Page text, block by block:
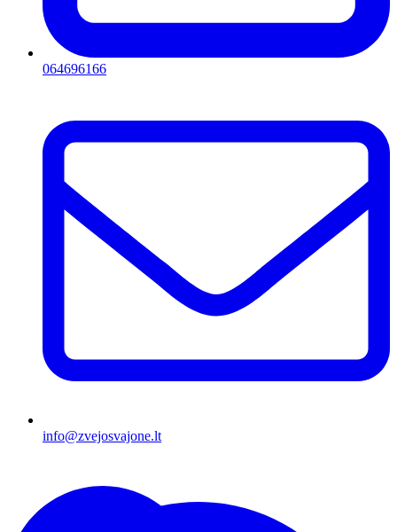
064696166
info@zvejosvajone.lt